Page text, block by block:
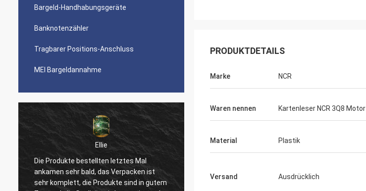
Bargeld-Handhabungsgeräte
Banknotenzähler
Tragbarer Positions-Anschluss
MEI Bargeldannahme
Ellie
Die Produkte bestellten letztes Mal
ankamen sehr bald, das Verpacken ist
sehr komplett, die Produkte sind in gutem
Jachthafen
PRODUKTDETAILS
Marke NCR
Waren nennen Kartenleser NCR 3Q8 Motor
Material Plastik
Versand Ausdrücklich